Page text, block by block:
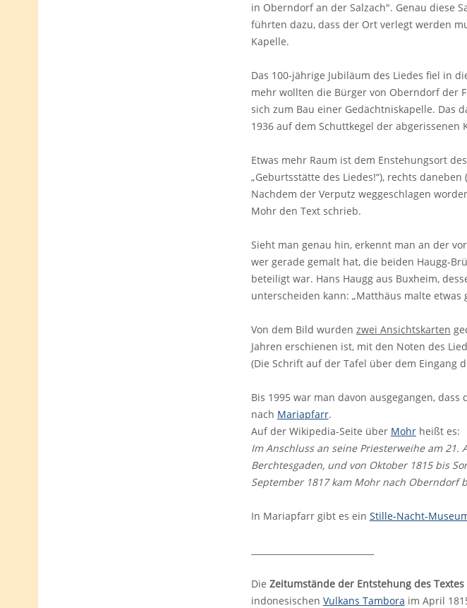
in Oberndorf an der Salzach". Genau diese
führten dazu, dass der Ort verlegt werden
Kapelle.
Das 100-jährige Jubiläum des Liedes fiel in
mehr wollten die Bürger von Oberndorf der
sich zum Bau einer Gedächtniskapelle. Das
1936 auf dem Schuttkegel der abgerissenen
Etwas mehr Raum ist dem Enstehungsort
„Geburtsstätte des Liedes!“), rechts
Nachdem der Verputz weggeschlagen
Mohr den Text schrieb.
Sieht man genau hin, erkennt man an der
wer gerade gemalt hat, die beiden Haugg-
beteiligt war. Hans Haugg aus Buxheim,
unterscheiden kann: „Matthäus malte
Von dem Bild wurden zwei Ansichtskarten
Jahren erschienen ist, mit den Noten des
(Die Schrift auf der Tafel über dem Eingang
Bis 1995 war man davon ausgegangen,
nach Mariapfarr.
Auf der Wikipedia-Seite über Mohrheißt es:
Im Anschluss an seine Priesterweihe am
Berchtesgaden, und von Oktober 1815 bis
September 1817 kam Mohr nach Oberndorf
In Mariapfarr gibt es ein Stille-Nacht-
Die Zeitumstände der Entstehung des Textes
indonesischen Vulkans Tambora im April